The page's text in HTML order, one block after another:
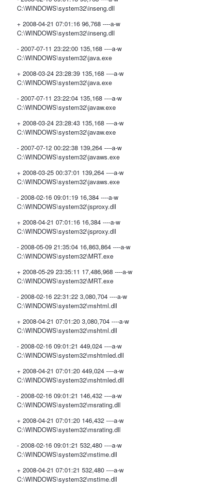
C:\WINDOWS\system32\inseng.dll
+ 2008-04-21 07:01:16 96,768 ----a-w
C:\WINDOWS\system32\inseng.dll
- 2007-07-11 23:22:00 135,168 ----a-w
C:\WINDOWS\system32\java.exe
+ 2008-03-24 23:28:39 135,168 ----a-w
C:\WINDOWS\system32\java.exe
- 2007-07-11 23:22:04 135,168 ----a-w
C:\WINDOWS\system32\javaw.exe
+ 2008-03-24 23:28:43 135,168 ----a-w
C:\WINDOWS\system32\javaw.exe
- 2007-07-12 00:22:38 139,264 ----a-w
C:\WINDOWS\system32\javaws.exe
+ 2008-03-25 00:37:01 139,264 ----a-w
C:\WINDOWS\system32\javaws.exe
- 2008-02-16 09:01:19 16,384 ----a-w
C:\WINDOWS\system32\jsproxy.dll
+ 2008-04-21 07:01:16 16,384 ----a-w
C:\WINDOWS\system32\jsproxy.dll
- 2008-05-09 21:35:04 16,863,864 ----a-w
C:\WINDOWS\system32\MRT.exe
+ 2008-05-29 23:35:11 17,486,968 ----a-w
C:\WINDOWS\system32\MRT.exe
- 2008-02-16 22:31:22 3,080,704 ----a-w
C:\WINDOWS\system32\mshtml.dll
+ 2008-04-21 07:01:20 3,080,704 ----a-w
C:\WINDOWS\system32\mshtml.dll
- 2008-02-16 09:01:21 449,024 ----a-w
C:\WINDOWS\system32\mshtmled.dll
+ 2008-04-21 07:01:20 449,024 ----a-w
C:\WINDOWS\system32\mshtmled.dll
- 2008-02-16 09:01:21 146,432 ----a-w
C:\WINDOWS\system32\msrating.dll
+ 2008-04-21 07:01:20 146,432 ----a-w
C:\WINDOWS\system32\msrating.dll
- 2008-02-16 09:01:21 532,480 ----a-w
C:\WINDOWS\system32\mstime.dll
+ 2008-04-21 07:01:21 532,480 ----a-w
C:\WINDOWS\system32\mstime.dll